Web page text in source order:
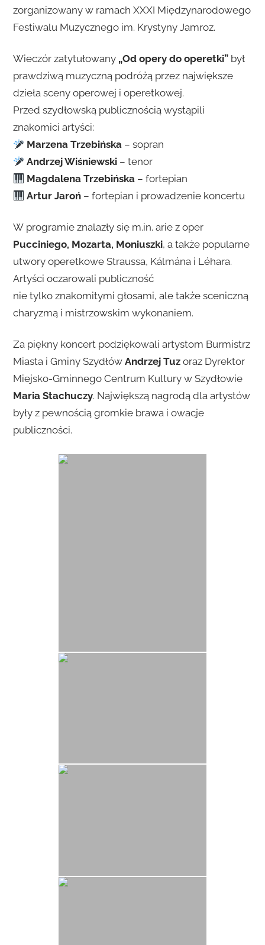
zorganizowany w ramach XXXI Międzynarodowego
Festiwalu Muzycznego im. Krystyny Jamroz.
Wieczór zatytułowany „Od opery do operetki”był
prawdziwą muzyczną podróżą przez największe
dzieła sceny operowej i operetkowej.
Przed szydłowską publicznością wystąpili
znakomici artyści:
Marzena Trzebińska– sopran
Andrzej Wiśniewski– tenor
Magdalena Trzebińska– fortepian
Artur Jaroń– fortepian i prowadzenie koncertu
W programie znalazły się m.in. arie z oper
Pucciniego, Mozarta, Moniuszki, a także popularne
utwory operetkowe Straussa, Kálmána i Léhara.
Artyści oczarowali publiczność
nie tylko znakomitymi głosami, ale także sceniczną
charyzmą i mistrzowskim wykonaniem.
Za piękny koncert podziękowali artystom Burmistrz
Miasta i Gminy Szydłów Andrzej Tuzoraz Dyrektor
Miejsko-Gminnego Centrum Kultury w Szydłowie
Maria Stachuczy. Największą nagrodą dla artystów
były z pewnością gromkie brawa i owacje
publiczności.